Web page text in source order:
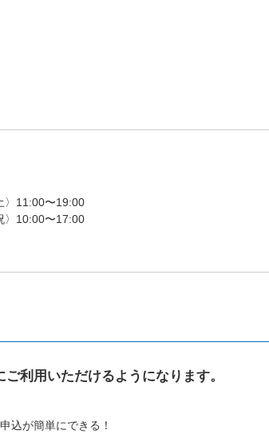
〉11:00〜19:00
〉10:00〜17:00
利用いただけるようになります。
申込が簡単にできる！